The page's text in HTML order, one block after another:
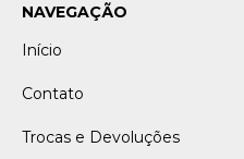
NAVEGAÇÃO
Início
Contato
Trocas e Devoluções